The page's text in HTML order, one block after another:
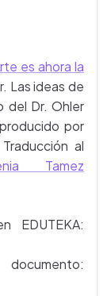
es ahora la
Las ideas de
del Dr. Ohler
por
al
Tamez
EDUTEKA: